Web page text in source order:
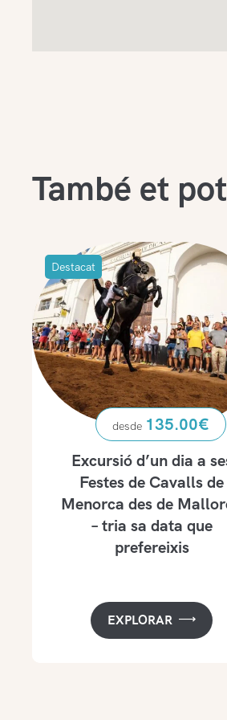
També et
Destacat
Excursió d’un dia a
Festes de Cavalls de
Menorca des de
– tria sa data que
prefereixis
135.00€
EXPLORAR